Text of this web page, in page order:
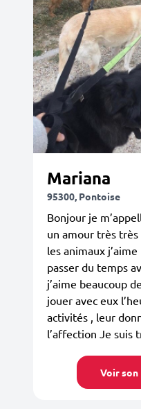
Mariana
95300, Pontoise
Bonjour je
un amour très
les animaux
passer du temps
j’aime beaucoup
jouer avec eux
activités , leur
l’affection Je suis
Voir